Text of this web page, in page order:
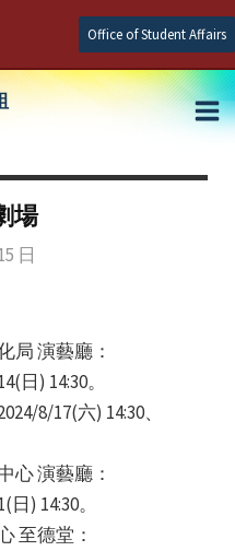
Office of Student Affairs
場
日
局 演藝廳：
日) 14:30。
8/17(六) 14:30、
心 演藝廳：
) 14:30。
至德堂：